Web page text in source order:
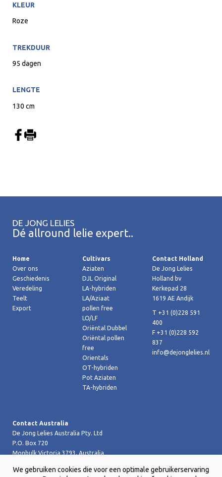
KLEUR
Roze
TREKDUUR
95 dagen
LENGTE
130 cm
DE JONG LELIES
Dé allround lelie expert..
Home
Over ons
Geschiedenis
Veredeling
Teelt
Export
Cultivars
Aziaten
DJL Original
LA-hybriden
LA/Aziaat
pollen free
LO/LF
Oriëntal Dubbel
Oriëntal pollen
free
Orientals
OT-hybriden
Pot Aziaten
TA-hybriden
Contact Holland
De Jong Lelies
Holland bv
Kerkepad 28
1619 AE Andijk
T +31 (0)228 591
400
F +31 (0)228 592
837
info@dejonglelies.nl
Contact Australia
De Jong Lelies Australia Pty. Ltd
P.O. Box 720
Monbulk Victoria 3793, Australia
T +61 (0)359 619 188
We gebruiken cookies die voor een optimale gebruikerservaring